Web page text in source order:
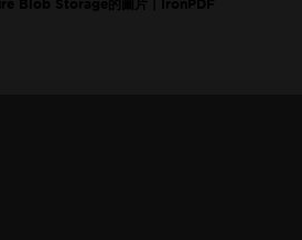
Blob Storage的圖片 | IronPDF